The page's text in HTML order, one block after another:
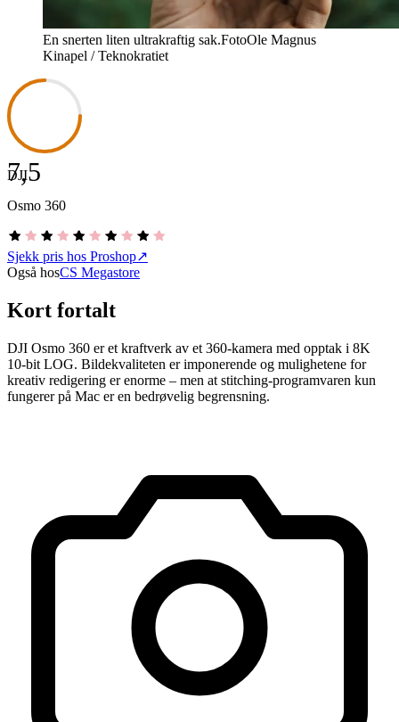
En snerten liten ultrakraftig sak.FotoOle Magnus
Kinapel / Teknokratiet
7,5
DJI
Osmo 360
Sjekk pris hos Proshop↗
Også hosCS Megastore
Kort fortalt
DJI Osmo 360 er et kraftverk av et 360-kamera med opptak i 8K
10-bit LOG. Bildekvaliteten er imponerende og mulighetene for
kreativ redigering er enorme – men at stitching-programvaren kun
fungerer på Mac er en bedrøvelig begrensning.